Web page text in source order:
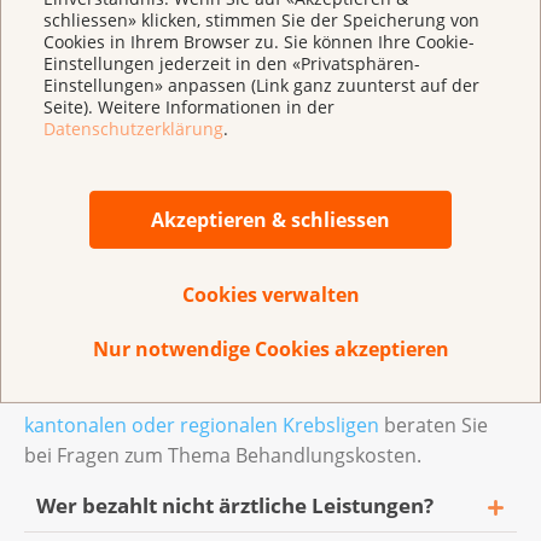
schliessen» klicken, stimmen Sie der Speicherung von
Cookies in Ihrem Browser zu. Sie können Ihre Cookie-
Einstellungen jederzeit in den «Privatsphären-
Einstellungen» anpassen (Link ganz zuunterst auf der
Seite). Weitere Informationen in der
Datenschutzerklärung.
Akzeptieren & schliessen
Cookies verwalten
Nur notwendige Cookies akzeptieren
Selbstbehalt: Das sind zehn Prozent Ihrer
Rechnung. Diesen Betrag bezahlen Sie selbst,
maximal bis zu einem Betrag von 700 CHF pro
Jahr.
Spitalaufenthalt pro Spitaltag 15 CHF. Diese
Kosten sind zusätzlich zur Franchise und zum
Haben Sie Zweifel, ob die Krankenkasse die Kosten
bezahlt? Erkundigen Sie sich vorher bei Ihrer Ärztin,
kantonalen oder regionalen Krebsligen beraten Sie
bei Fragen zum Thema Behandlungskosten.
Wer bezahlt nicht ärztliche Leistungen?